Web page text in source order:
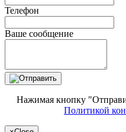
Телефон
Ваше сообщение
Нажимая кнопку
Политикой